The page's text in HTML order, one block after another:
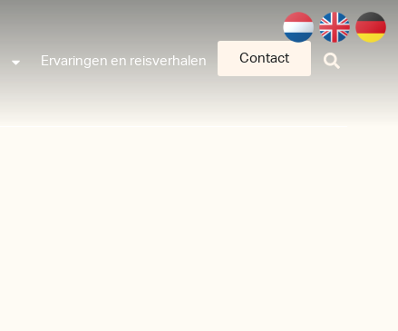
Ervaringen en reisverhalen Contact